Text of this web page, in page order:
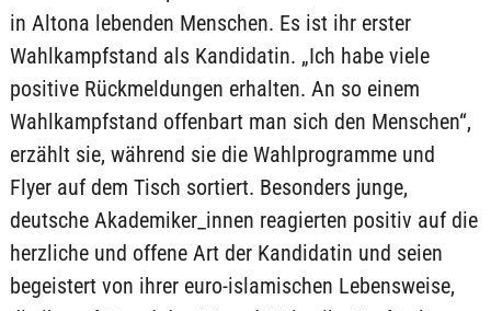
in Altona lebenden Menschen. Es ist ihr erster
Wahlkampfstand als Kandidatin. „Ich habe viele
positive Rückmeldungen erhalten. An so einem
Wahlkampfstand offenbart man sich den Menschen“,
erzählt sie, während sie die Wahlprogramme und
Flyer auf dem Tisch sortiert. Besonders junge,
deutsche Akademiker_innen reagierten positiv auf die
herzliche und offene Art der Kandidatin und seien
begeistert von ihrer euro-islamischen Lebensweise,